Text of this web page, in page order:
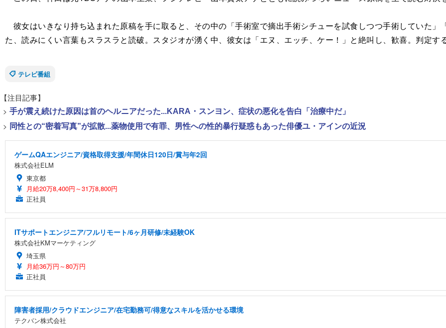
彼女はいきなり持ち込まれた原稿を手に取ると、その中の「手術室で摘出手術シチューを試食しつつ手術していた」
た、読みにくい言葉もスラスラと読破。スタジオが湧く中、彼女は「エヌ、エッチ、ケー！」と絶叫し、歓喜。判定す
テレビ番組
【注目記事】
> 手が震え続けた原因は首のヘルニアだった...KARA・スンヨン、症状の悪化を告白「治療中だ」
> 同性との“密着写真”が拡散...薬物使用で有罪、男性への性的暴行疑惑もあった俳優ユ・アインの近況
ゲームQAエンジニア/資格取得支援/年間休日120日/賞与年2回
株式会社ELM
東京都
月給20万8,400円～31万8,800円
正社員
ITサポートエンジニア/フルリモート/6ヶ月研修/未経験OK
株式会社KMマーケティング
埼玉県
月給36万円～80万円
正社員
障害者採用/クラウドエンジニア/在宅勤務可/得意なスキルを活かせる環境
テクバン株式会社